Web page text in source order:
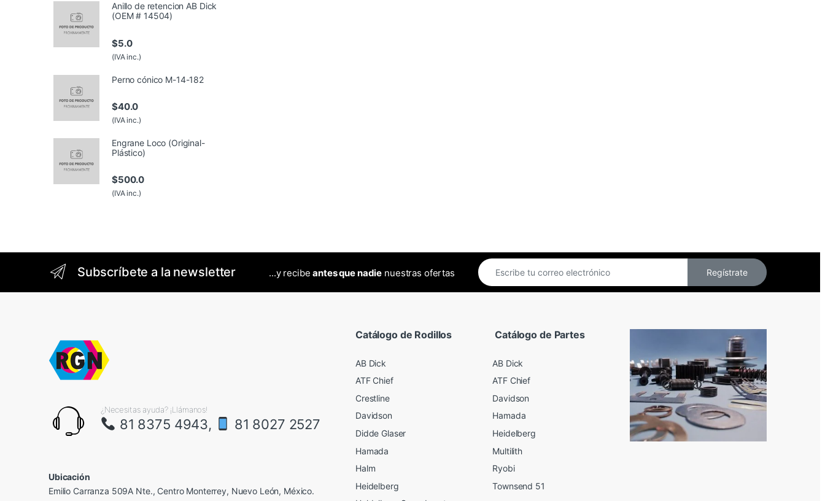
Anillo de retencion AB Dick
(OEM # 14504)
$5.0
(IVA inc.)
Perno cónico M-14-182
$40.0
(IVA inc.)
Engrane Loco (Original-
Plástico)
$500.0
(IVA inc.)
Brands CarouselSubscríbete a la newsletter ...y recibeantes que nadie nuestras ofertas Regístrate
¿Necesitas ayuda? ¡Llámanos!
81 8375 4943, 81 8027 2527
Ubicación
Emilio Carranza 509A Nte., Centro Monterrey, Nuevo León, México.
Catálogo de Rodillos
AB Dick
ATF Chief
Crestline
Davidson
Didde Glaser
Hamada
Halm
Heidelberg
Catálogo de Partes
AB Dick
ATF Chief
Davidson
Hamada
Heidelberg
Multilith
Ryobi
Townsend 51